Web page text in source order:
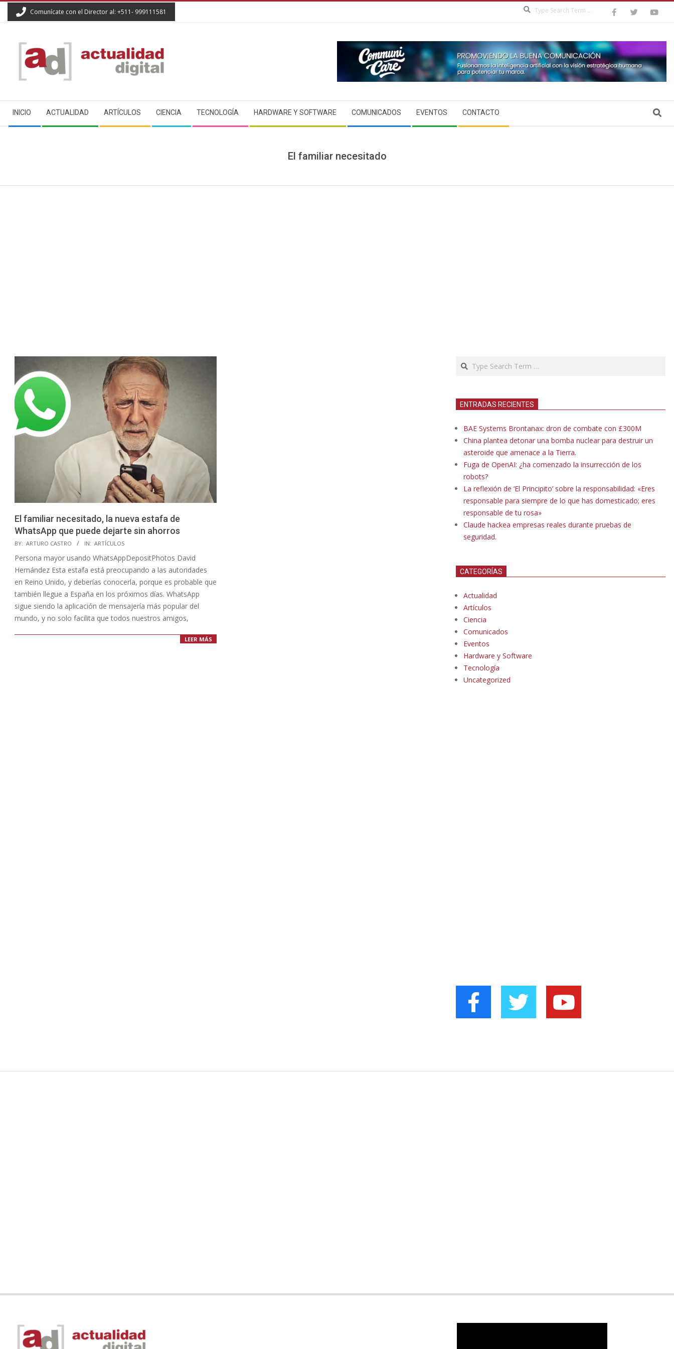
Comunícate con el Director al: +511- 999111581
ACTUALIDAD
DIGITAL
Navigation
Menu
INICIO ACTUALIDAD ARTÍCULOS CIENCIA TECNOLOGÍA HARDWARE Y SOFTWARE COMUNICADOS EVENTOS CONTACTO Search
El familiar necesitado
El familiar necesitado, la nueva estafa de
WhatsApp que puede dejarte sin ahorros
2021-
11-
13
BY: ARTURO CASTRO IN: ARTÍCULOS
Persona mayor usando WhatsAppDepositPhotos David
Hernández Esta estafa está preocupando a las autoridades
en Reino Unido, y deberías conocerla, porque es probable que
también llegue a España en los próximos días. WhatsApp
sigue siendo la aplicación de mensajería más popular del
mundo, y no solo facilita que todos nuestros amigos,
LEER MÁS
Search
ENTRADAS RECIENTES
BAE Systems Brontanax: dron de combate con £300M
China plantea detonar una bomba nuclear para destruir un
asteroide que amenace a la Tierra.
Fuga de OpenAI: ¿ha comenzado la insurrección de los
robots?
La reflexión de ‘El Principito’ sobre la responsabilidad: «Eres
responsable para siempre de lo que has domesticado; eres
responsable de tu rosa»
Claude hackea empresas reales durante pruebas de
seguridad.
CATEGORÍAS
Actualidad
Artículos
Ciencia
Comunicados
Eventos
Hardware y Software
Tecnología
Uncategorized